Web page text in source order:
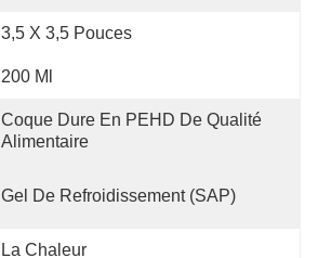
3,5 X 3,5 Pouces
200 Ml
Coque Dure En PEHD De Qualité
Alimentaire
Gel De Refroidissement (SAP)
La Chaleur